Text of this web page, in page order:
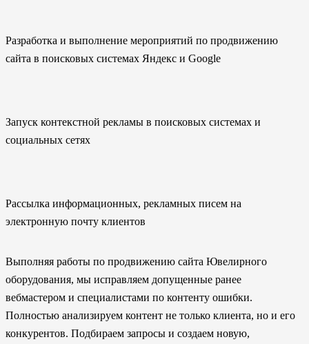
Разработка и выполнение мероприятий по продвижению
сайта в поисковых системах Яндекс и Google
Запуск контекстной рекламы в поисковых системах и
социальных сетях
Рассылка информационных, рекламных писем на
электронную почту клиентов
Выполняя работы по продвижению сайта Ювелирного
оборудования, мы исправляем допущенные ранее
вебмастером и специалистами по контенту ошибки.
Полностью анализируем контент не только клиента, но и его
конкурентов. Подбираем запросы и создаем новую,